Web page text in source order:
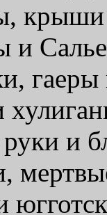
и
гаеры
руки и